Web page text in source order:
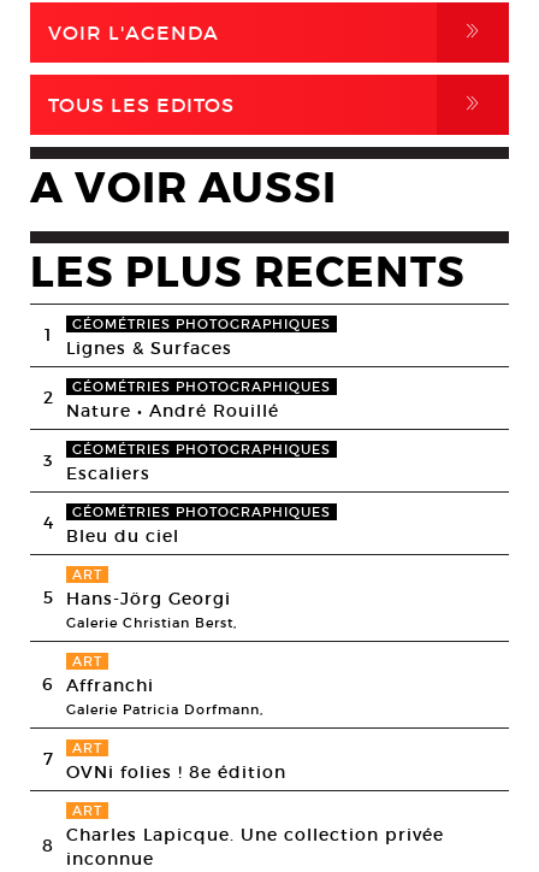
VOIR L'AGENDA ,
TOUS LES EDITOS ,
A VOIR AUSSI
LES PLUS RECENTS
1 GÉOMÉTRIES PHOTOGRAPHIQUES
Lignes & Surfaces
2 GÉOMÉTRIES PHOTOGRAPHIQUES
Nature • André Rouillé
3 GÉOMÉTRIES PHOTOGRAPHIQUES
Escaliers
4 GÉOMÉTRIES PHOTOGRAPHIQUES
Bleu du ciel
5
ART
Hans-Jörg Georgi
Galerie Christian Berst,
6
ART
Affranchi
Galerie Patricia Dorfmann,
7 ART
OVNi folies ! 8e édition
8
ART
Charles Lapicque. Une collection privée
inconnue